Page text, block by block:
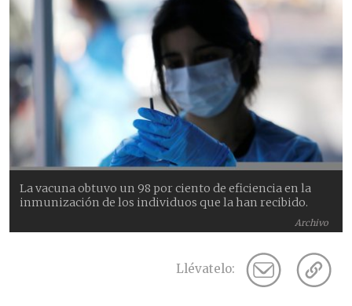
Archivo
La vacuna obtuvo un 98 por ciento de eficiencia en la
inmunización de los individuos que la han recibido.
Llévatelo: